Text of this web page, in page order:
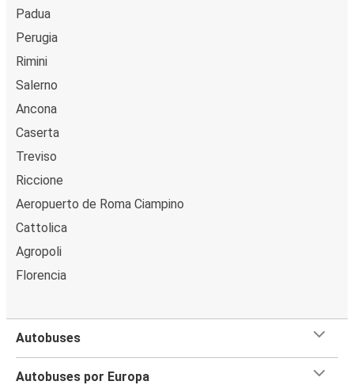
Padua
Perugia
Rimini
Salerno
Ancona
Caserta
Treviso
Riccione
Aeropuerto de Roma Ciampino
Cattolica
Agropoli
Florencia
Autobuses
Autobuses por Europa